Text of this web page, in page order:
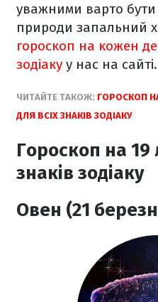
уважними варто бути
природи запальний
гороскоп на кожен
зодіаку у нас на сайті.
ЧИТАЙТЕ ТАКОЖ: ГОРОСКОП
ДЛЯ ВСІХ ЗНАКІВ ЗОДІАКУ
Гороскоп на 19
знаків зодіаку
Овен (21